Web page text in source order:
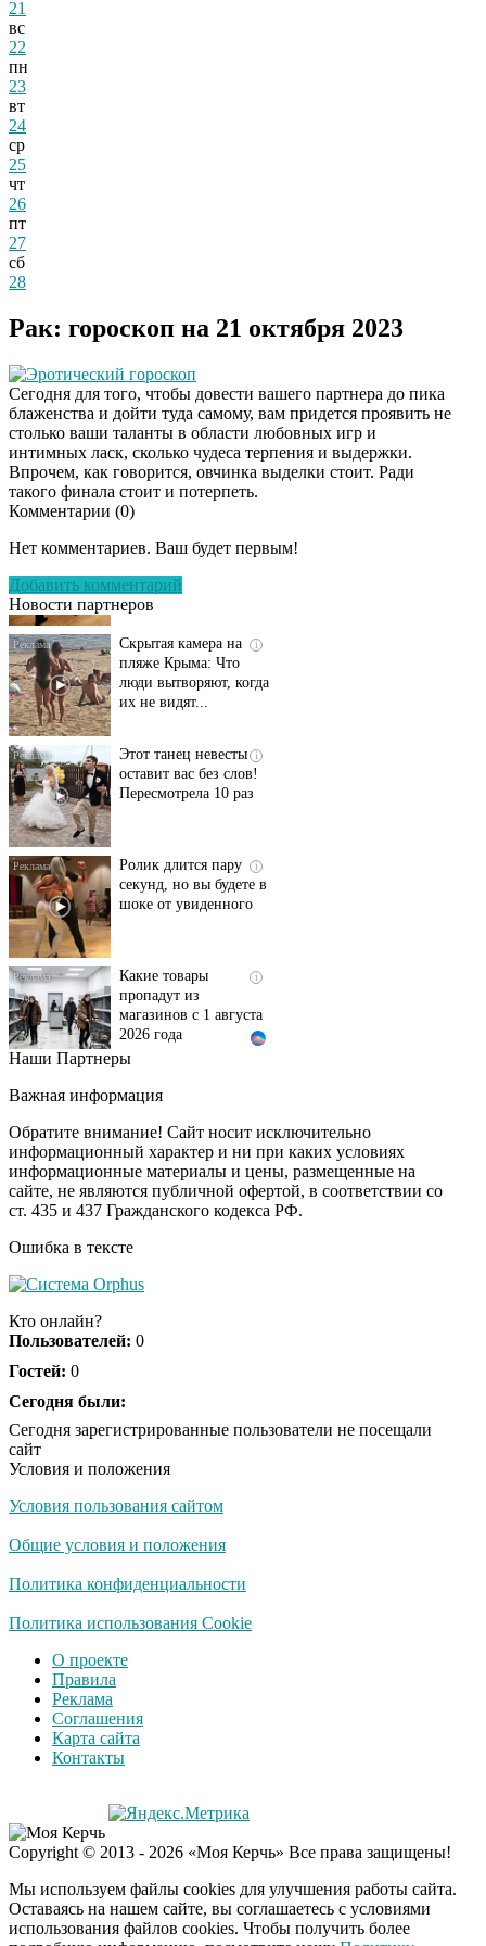
21
вс
22
пн
23
вт
24
ср
25
чт
26
пт
27
сб
28
Рак: гороскоп на 21 октября 2023
Эротический гороскоп
Сегодня для того, чтобы довести вашего партнера до пика
блаженства и дойти туда самому, вам придется проявить не
столько ваши таланты в области любовных игр и
интимных ласк, сколько чудеса терпения и выдержки.
Впрочем, как говорится, овчинка выделки стоит. Ради
такого финала стоит и потерпеть.
Комментарии (0)
Нет комментариев. Ваш будет первым!
Добавить комментарий
Новости партнеров
Ролик длится
смеяться вы будете
пляже Крыма: Что
люди вытворяют, когда
их не видят...
оставит вас без слов!
Пересмотрела 10 раз
секунд, но вы будете в
шоке от увиденного
пропадут из
магазинов с 1 августа
2026 года
Ржу не переставая, это
не раз
i
Ролик из Омска: вы
будете смеяться долго
Королева вагона
Наши Партнеры
Важная информация
Обратите внимание! Сайт носит исключительно
информационный характер и ни при каких условиях
информационные материалы и цены, размещенные на
сайте, не являются публичной офертой, в соответствии со
ст. 435 и 437 Гражданского кодекса РФ.
Ошибка в тексте
Кто онлайн?
Пользователей: 0
Гостей: 0
Сегодня были:
Сегодня зарегистрированные пользователи не посещали
сайт
Условия и положения
Условия пользования сайтом
Общие условия и положения
Политика конфиденциальности
Политика использования Cookie
О проекте
Правила
Реклама
Соглашения
Карта сайта
Контакты
Copyright © 2013 - 2026 «Моя Керчь» Все права защищены!
Мы используем файлы cookies для улучшения работы сайта.
Оставаясь на нашем сайте, вы соглашаетесь с условиями
использования файлов cookies. Чтобы получить более